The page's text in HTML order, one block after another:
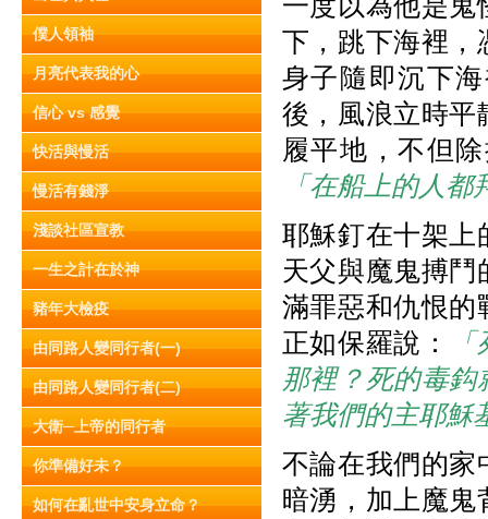
僕人領袖
月亮代表我的心
信心 vs 感覺
快活與慢活
慢活有錢淨
淺談社區宣教
一生之計在於神
豬年大檢疫
由同路人變同行者(一)
由同路人變同行者(二)
大衛─上帝的同行者
你準備好未？
如何在亂世中安身立命？
下，跳下海裡，
身子隨即沉下
後，風浪立時平
履平地，不但
「在船上的人
耶穌釘在十架上
天父與魔鬼搏
滿罪惡和仇恨的
正如保羅說：
那裡？死的毒
著我們的主耶穌
不論在我們的家
暗湧，加上魔鬼